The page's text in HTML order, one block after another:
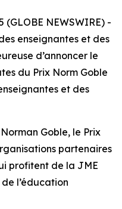
(GLOBE NEWSWIRE) -
enseignantes et des
d’annoncer le
du Prix Norm Goble
et des
Goble, le Prix
partenaires
profitent de la JME
l’éducation